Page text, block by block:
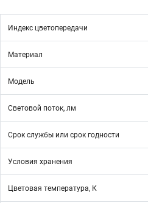
Индекс цветопередачи
Материал
Модель
Световой поток, лм
Срок службы или срок годности
Условия хранения
Цветовая температура, К